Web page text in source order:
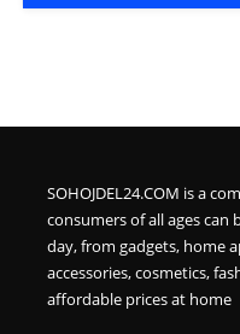
SOHOJDEL24.COM is a
consumers of all ages
day, from gadgets, home
accessories, cosmetics,
affordable prices at home